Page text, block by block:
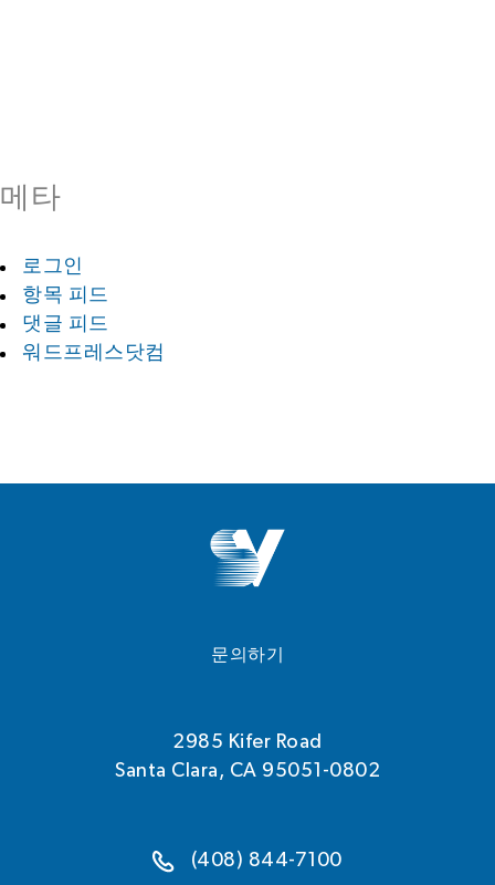
메타
로그인
항목 피드
댓글 피드
워드프레스닷컴
문의하기
2985 Kifer Road
Santa Clara, CA 95051-0802
(408) 844-7100